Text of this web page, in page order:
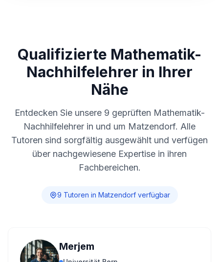
Qualifizierte Mathematik-
Nachhilfelehrer in Ihrer
Nähe
Entdecken Sie unsere 9 geprüften Mathematik-
Nachhilfelehrer in und um Matzendorf. Alle
Tutoren sind sorgfältig ausgewählt und verfügen
über nachgewiesene Expertise in ihren
Fachbereichen.
9 Tutoren in Matzendorfverfügbar
Merjem